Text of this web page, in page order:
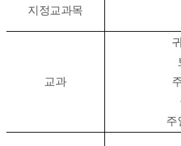
지정교과목
교과
주